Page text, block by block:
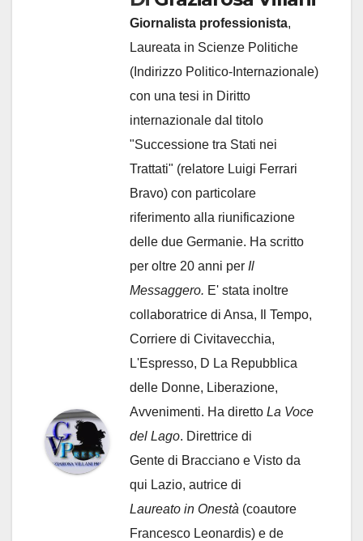
Giornalista professionista,
Laureata in Scienze Politiche
(Indirizzo Politico-Internazionale)
con una tesi in Diritto
internazionale dal titolo
"Successione tra Stati nei
Trattati" (relatore Luigi Ferrari
Bravo) con particolare
riferimento alla riunificazione
delle due Germanie. Ha scritto
per oltre 20 anni per Il
Messaggero. E' stata inoltre
collaboratrice di Ansa, Il Tempo,
Corriere di Civitavecchia,
L'Espresso, D La Repubblica
delle Donne, Liberazione,
Avvenimenti. Ha diretto La Voce
del Lago. Direttrice di
Gente di Bracciano e Visto da
qui Lazio, autrice di
Laureato in Onestà (coautore
Francesco Leonardis) e de